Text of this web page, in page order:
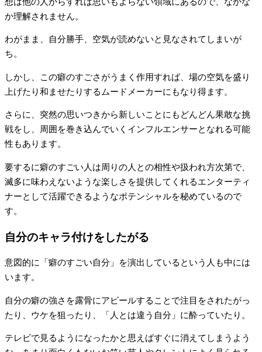
か理解されません。
わがまま、自分勝手、空気が読めないと見なされてしまいが
ち。
しかし、この癖のすごさがうまく作用すれば、場の空気を盛り
上げたり和ませたりするムードメーカーにもなり得ます。
さらに、突然の思いつきから新しいことにもどんどん果敢な挑
戦をし、周囲を巻き込んでいくインフルエンサーとなれる可能
性もあります。
要するに癖のすごい人は周りの人との相性や扱われ方次第で、
滅多に味わえないような楽しさを提供してくれるエンターティ
ナーとして活躍できるようなポテンシャルを秘めているので
す。
自分のキャラ付けをしたがる
意図的に「癖のすごい自分」を演出しているという人も中には
います。
自分の癖の強さを露骨にアピールすることで注目をされたがっ
たり、ウケを狙ったり、「人とは違う自分」に酔っていたり。
テレビで見るようになったかと思えばすぐに消えてしまうよう